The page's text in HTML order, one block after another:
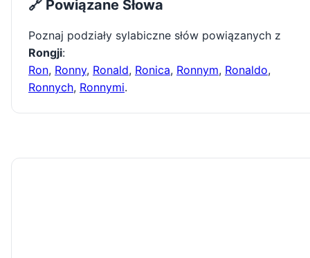
🔗 Powiązane Słowa
Poznaj podziały sylabiczne słów powiązanych z
Rongji:
Ron, Ronny, Ronald, Ronica, Ronnym, Ronaldo,
Ronnych, Ronnymi.